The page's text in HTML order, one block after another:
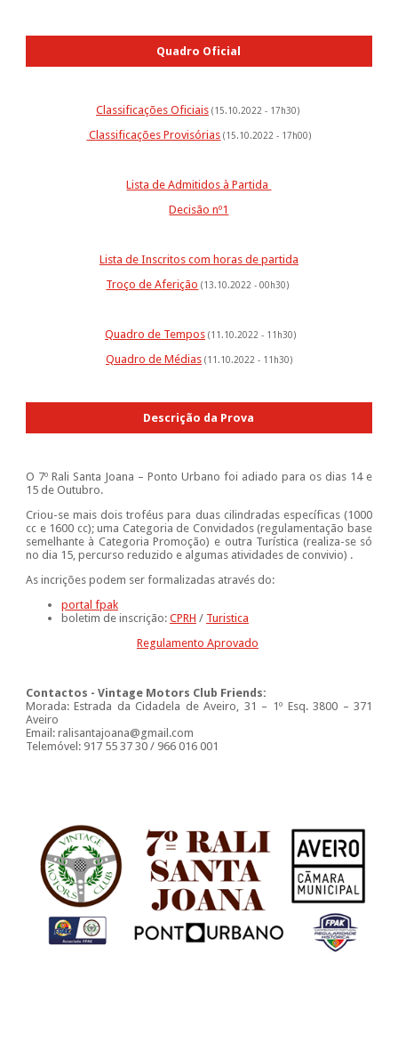
Quadro Oficial
Classificações Oficiais (15.10.2022 - 17h30)
Classificações Provisórias (15.10.2022 - 17h00)
Lista de Admitidos à Partida
Decisão nº1
Lista de Inscritos com horas de partida
Troço de Aferição (13.10.2022 - 00h30)
Quadro de Tempos (11.10.2022 - 11h30)
Quadro de Médias (11.10.2022 - 11h30)
Descrição da Prova
O 7º Rali Santa Joana – Ponto Urbano foi adiado para os dias 14 e
15 de Outubro.
Criou-se mais dois troféus para duas cilindradas específicas (1000
cc e 1600 cc); uma Categoria de Convidados (regulamentação base
semelhante à Categoria Promoção) e outra Turística (realiza-se só
no dia 15, percurso reduzido e algumas atividades de convivio) .
As incrições podem ser formalizadas através do:
portal fpak
boletim de inscrição: CPRH / Turistica
Regulamento Aprovado
Contactos - Vintage Motors Club Friends:
Morada: Estrada da Cidadela de Aveiro, 31 – 1º Esq. 3800 – 371
Aveiro
Email: ralisantajoana@gmail.com
Telemóvel: 917 55 37 30 / 966 016 001